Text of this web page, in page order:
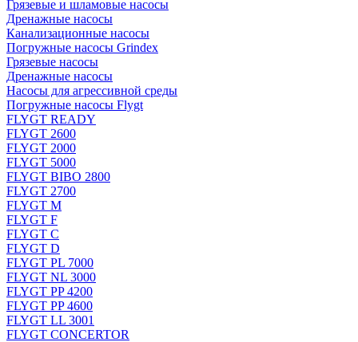
Грязевые и шламовые насосы
Дренажные насосы
Канализационные насосы
Погружные насосы Grindex
Грязевые насосы
Дренажные насосы
Насосы для агрессивной среды
Погружные насосы Flygt
FLYGT READY
FLYGT 2600
FLYGT 2000
FLYGT 5000
FLYGT BIBO 2800
FLYGT 2700
FLYGT M
FLYGT F
FLYGT C
FLYGT D
FLYGT PL 7000
FLYGT NL 3000
FLYGT PP 4200
FLYGT PP 4600
FLYGT LL 3001
FLYGT CONCERTOR